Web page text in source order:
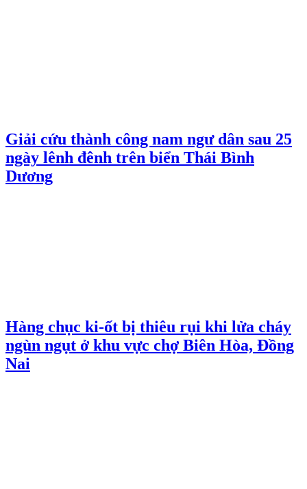
Giải cứu thành công nam ngư dân sau 25
ngày lênh đênh trên biển Thái Bình
Dương
Hàng chục ki-ốt bị thiêu rụi khi lửa cháy
ngùn ngụt ở khu vực chợ Biên Hòa, Đồng
Nai